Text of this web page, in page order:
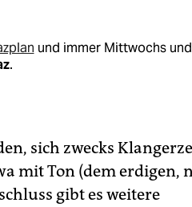
und immer Mittwochs und
.
sich zwecks
mit Ton (dem erdigen,
gibt es weitere